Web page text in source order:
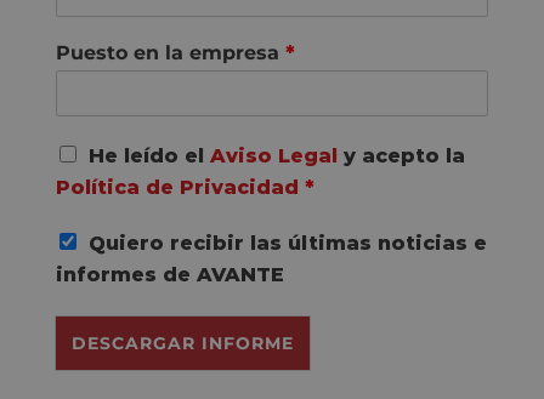
Puesto en la empresa *
A
c
u
r
d
R
P
He leído el Aviso Legal y acepto la
Política de Privacidad *
Quiero recibir las últimas noticias e
informes de AVANTE
DESCARGAR INFORME